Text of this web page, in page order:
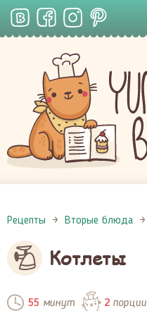
Рецепты Вторые блюда
Котлеты
55 минут 2порции